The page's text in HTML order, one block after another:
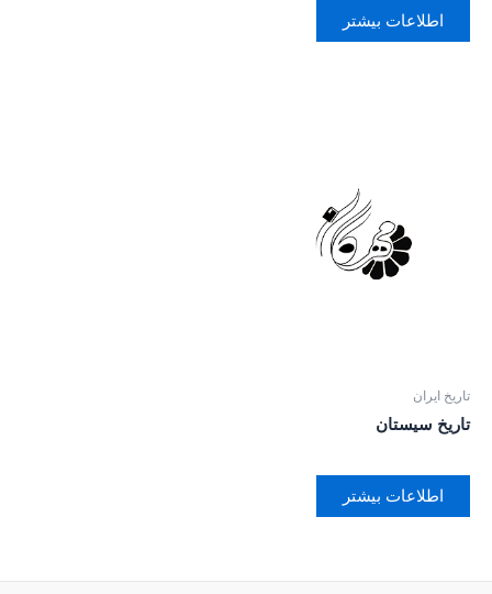
اطلاعات بیشتر
تاریخ ایران
تاریخ سیستان
اطلاعات بیشتر